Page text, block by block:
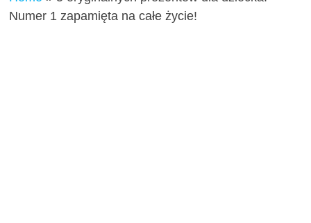
Numer 1 zapamięta na całe życie!